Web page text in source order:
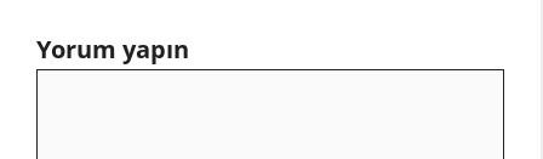
Yorum yapın